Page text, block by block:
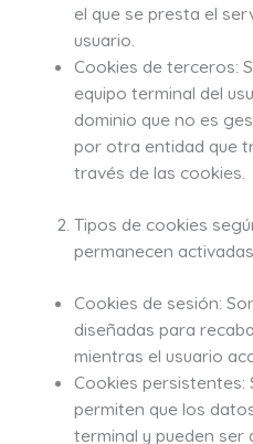
el que se presta el
usuario.
Cookies de terceros:
equipo terminal del
dominio que no es
por otra entidad que
través de las cookies.
Tipos de cookies
permanecen
Cookies de sesión:
diseñadas para
mientras el usuario
Cookies persistentes:
permiten que los
terminal y pueden